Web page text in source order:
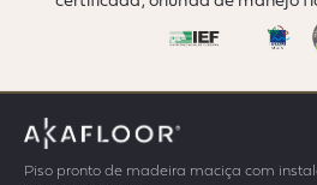
Piso pronto de madeira maciça com